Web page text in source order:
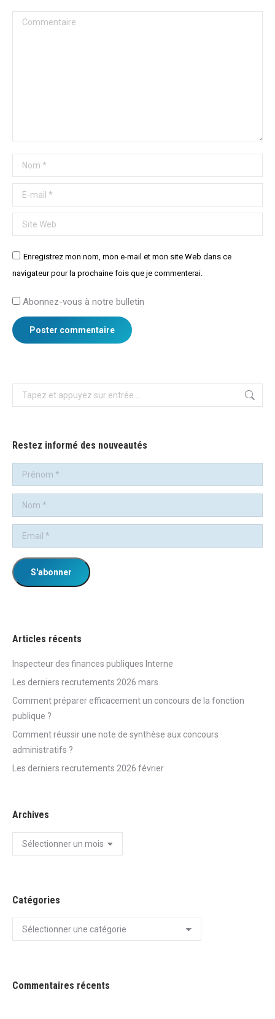
Commentaire
Nom *
E-mail *
Site Web
Enregistrez mon nom, mon e-mail et mon site Web dans ce
navigateur pour la prochaine fois que je commenterai.
Abonnez-vous à notre bulletin
Poster commentaire
Recherche
:
Restez informé des nouveautés
Articles récents
Inspecteur des finances publiques Interne
Les derniers recrutements 2026 mars
Comment préparer efficacement un concours de la fonction
publique ?
Comment réussir une note de synthèse aux concours
administratifs ?
Les derniers recrutements 2026 février
Archives
Archives
Catégories
Catégories
Commentaires récents